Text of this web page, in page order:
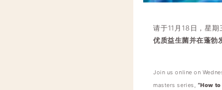
请于11月18日，星
优质益生菌并在蓬勃
Join us online on
masters series, “How